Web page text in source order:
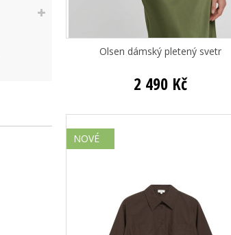
Olsen dámský pletený svetr
2 490 Kč
NOVÉ